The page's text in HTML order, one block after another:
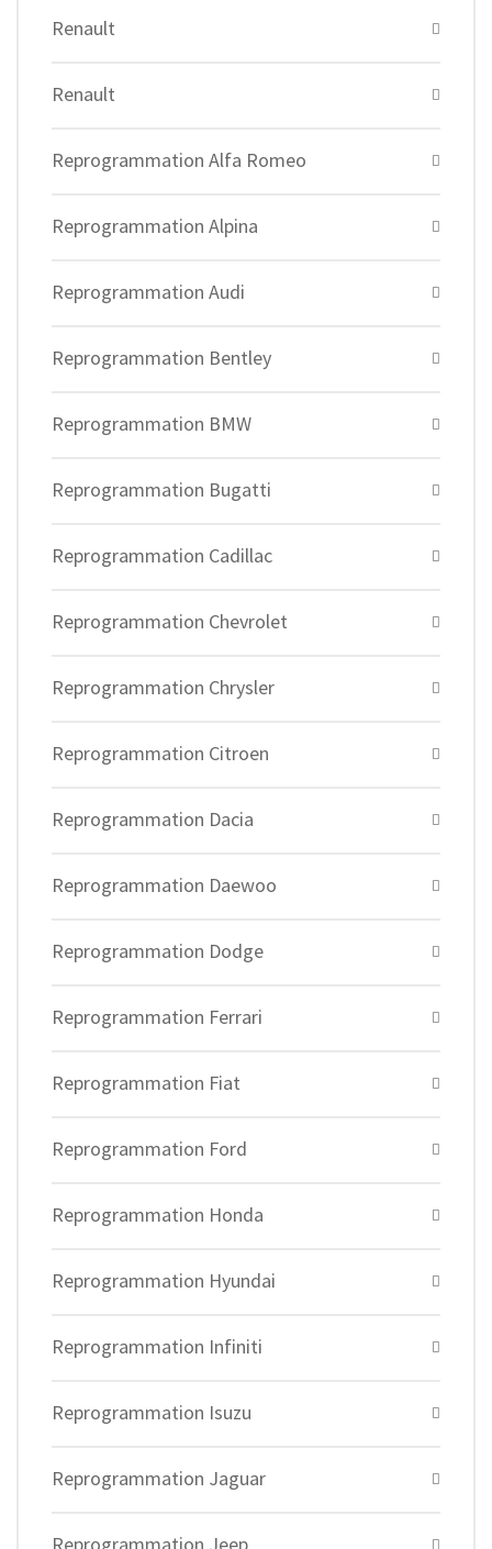
Renault
Renault
Reprogrammation Alfa Romeo
Reprogrammation Alpina
Reprogrammation Audi
Reprogrammation Bentley
Reprogrammation BMW
Reprogrammation Bugatti
Reprogrammation Cadillac
Reprogrammation Chevrolet
Reprogrammation Chrysler
Reprogrammation Citroen
Reprogrammation Dacia
Reprogrammation Daewoo
Reprogrammation Dodge
Reprogrammation Ferrari
Reprogrammation Fiat
Reprogrammation Ford
Reprogrammation Honda
Reprogrammation Hyundai
Reprogrammation Infiniti
Reprogrammation Isuzu
Reprogrammation Jaguar